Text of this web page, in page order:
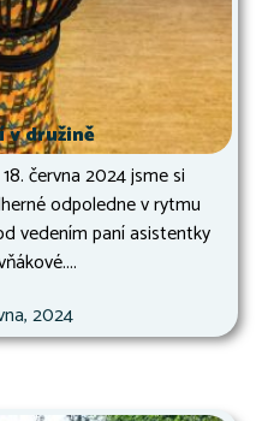
v družině
června 2024 jsme si
odpoledne v rytmu
vedením paní asistentky
2024